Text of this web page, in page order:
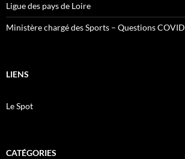
Ligue des pays de Loire
Ministère chargé des Sports – Questions COVID
LIENS
Le Spot
CATÉGORIES